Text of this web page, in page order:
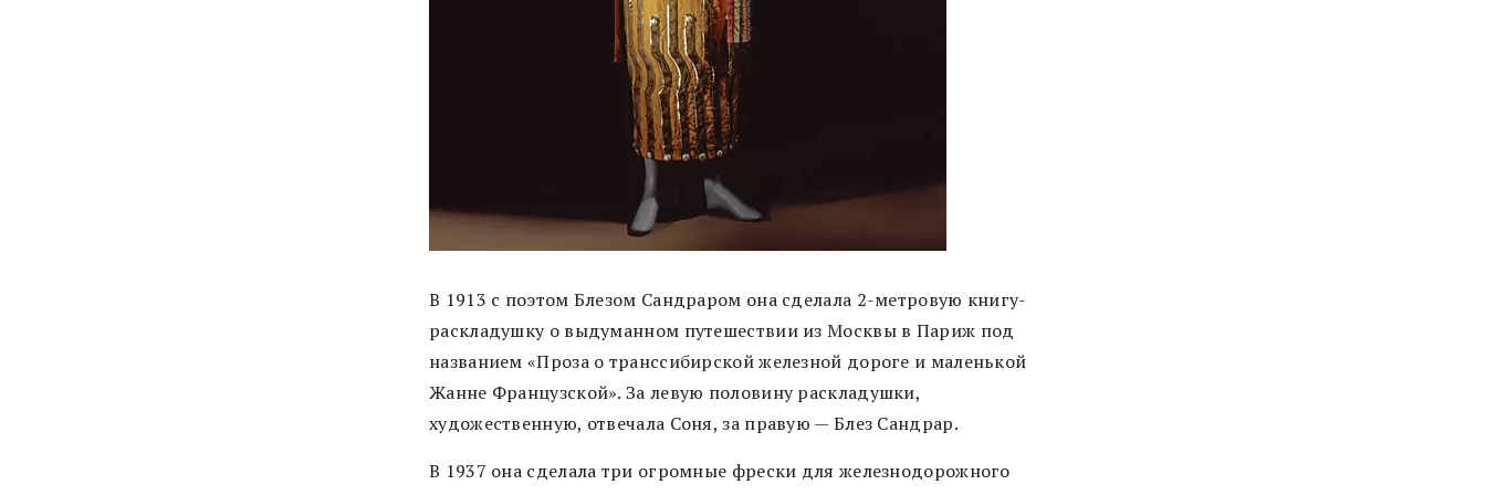
В 1913 с поэтом Блезом Сандраром она сделала 2-метровую книгу-
раскладушку о выдуманном путешествии из Москвы в Париж под
названием «Проза о транссибирской железной дороге и маленькой
Жанне Французской». За левую половину раскладушки,
художественную, отвечала Соня, за правую — Блез Сандрар.
В 1937 она сделала три огромные фрески для железнодорожного